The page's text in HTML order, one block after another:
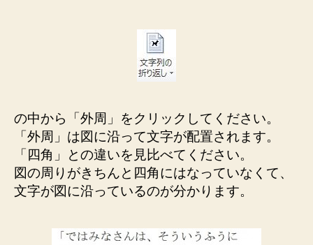
の中から「外周」をクリックしてください。
「外周」は図に沿って文字が配置されます。
「四角」との違いを見比べてください。
図の周りがきちんと四角にはなっていなくて、
文字が図に沿っているのが分かります。